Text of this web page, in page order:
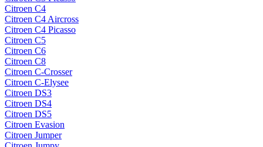
Citroen C4
Citroen C4 Aircross
Citroen C4 Picasso
Citroen C5
Citroen C6
Citroen C8
Citroen C-Crosser
Citroen C-Elysee
Citroen DS3
Citroen DS4
Citroen DS5
Citroen Evasion
Citroen Jumper